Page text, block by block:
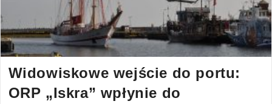
Widowiskowe wejście do portu:
ORP „Iskra” wpłynie do